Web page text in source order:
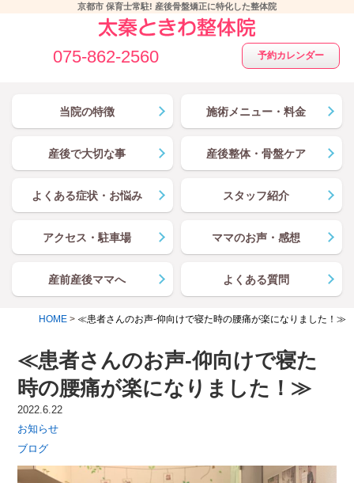
京都市 保育士常駐! 産後骨盤矯正に特化した整体院
075-862-2560 予約カレンダー
当院の特徴 施術メニュー・料金
産後で大切な事 産後整体・骨盤ケア
よくある症状・お悩み スタッフ紹介
アクセス・駐車場 ママのお声・感想
産前産後ママへ よくある質問
HOME > ≪患者さんのお声-仰向けで寝た時の腰痛が楽になりました！≫
≪患者さんのお声-仰向けで寝た
時の腰痛が楽になりました！≫
2022.6.22
お知らせ
ブログ